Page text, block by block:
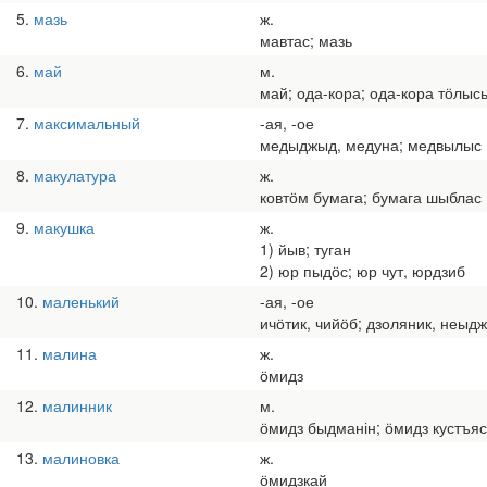
5 мазь
ж.
мавтас; мазь
6 май
м.
май; ода-кора; ода-кора тӧлысь
7 максимальный
-ая, -ое
медыджыд, медуна; медвылыс
8 макулатура
ж.
ковтӧм бумага; бумага шыблас
9 макушка
ж.
1) йыв; туган
2) юр пыдӧс; юр чут, юрдзиб
10 маленький
-ая, -ое
ичӧтик, чийӧб; дзоляник,
11 малина
ж.
ӧмидз
12 малинник
м.
ӧмидз быдманін; ӧмидз кустъяс
13 малиновка
ж.
ӧмидзкай